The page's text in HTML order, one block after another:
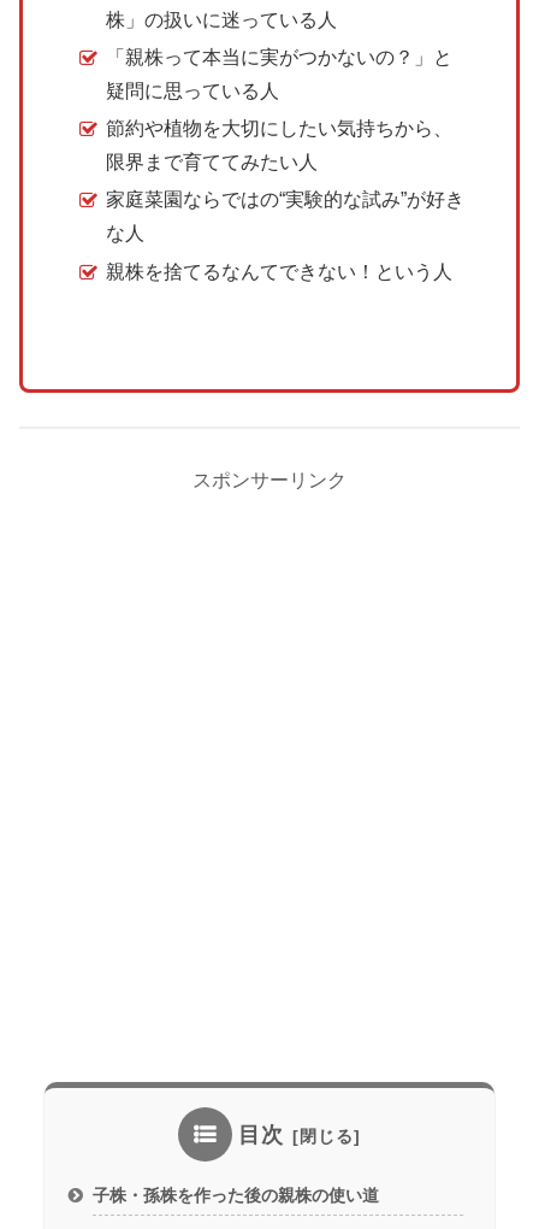
株」の扱いに迷っている人
「親株って本当に実がつかないの？」と
疑問に思っている人
節約や植物を大切にしたい気持ちから、
限界まで育ててみたい人
家庭菜園ならではの“実験的な試み”が好き
な人
親株を捨てるなんてできない！という人
スポンサーリンク
目次
子株・孫株を作った後の親株の使い道